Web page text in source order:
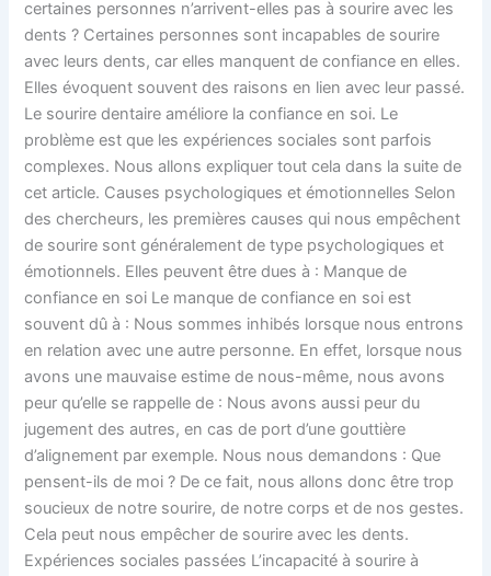
certaines personnes n’arrivent-elles pas à sourire avec les
dents ? Certaines personnes sont incapables de sourire
avec leurs dents, car elles manquent de confiance en elles.
Elles évoquent souvent des raisons en lien avec leur passé.
Le sourire dentaire améliore la confiance en soi. Le
problème est que les expériences sociales sont parfois
complexes. Nous allons expliquer tout cela dans la suite de
cet article. Causes psychologiques et émotionnelles Selon
des chercheurs, les premières causes qui nous empêchent
de sourire sont généralement de type psychologiques et
émotionnels. Elles peuvent être dues à : Manque de
confiance en soi Le manque de confiance en soi est
souvent dû à : Nous sommes inhibés lorsque nous entrons
en relation avec une autre personne. En effet, lorsque nous
avons une mauvaise estime de nous-même, nous avons
peur qu’elle se rappelle de : Nous avons aussi peur du
jugement des autres, en cas de port d’une gouttière
d’alignement par exemple. Nous nous demandons : Que
pensent-ils de moi ? De ce fait, nous allons donc être trop
soucieux de notre sourire, de notre corps et de nos gestes.
Cela peut nous empêcher de sourire avec les dents.
Expériences sociales passées L’incapacité à sourire à